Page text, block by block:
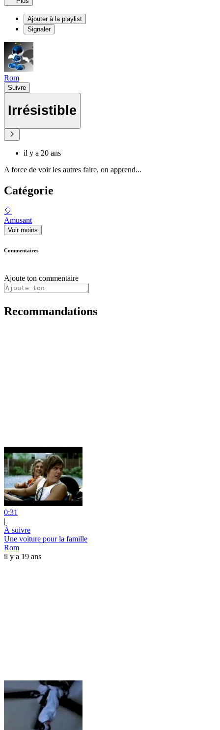
Ajouter à la playlist
Signaler
Rom
Suivre
Irrésistible
il y a 20 ans
A force de voir les autres faire, on apprend...
Catégorie
🎈
Amusant
Voir moins
Commentaires
Ajoute ton commentaire
Recommandations
0:31
|
À suivre
Une voiture pour la famille
Rom
il y a 19 ans